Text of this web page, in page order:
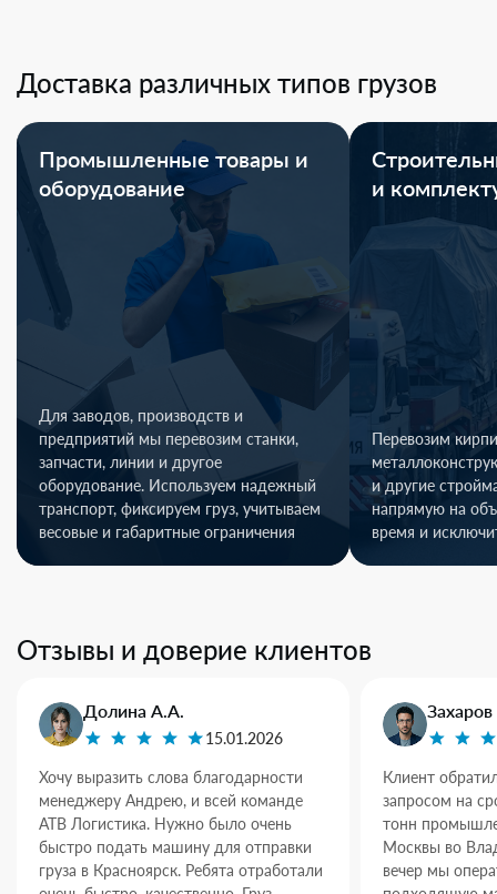
Доставка различных типов грузов
Промышленные товары и
оборудование
Для заводов, производств и
предприятий мы перевозим станки,
запчасти, линии и другое
оборудование. Используем надежный
транспорт, фиксируем груз, учитываем
весовые и габаритные ограничения
и
Перевозим
и другие
напрямую на
время и
Отзывы и доверие клиентов
Долина А.А.
15.01.2026
Хочу выразить слова благодарности
менеджеру Андрею, и всей команде
АТВ Логистика. Нужно было очень
быстро подать машину для отправки
груза в Красноярск. Ребята отработали
Клиент
запросом на
тонн
Москвы во
вечер мы